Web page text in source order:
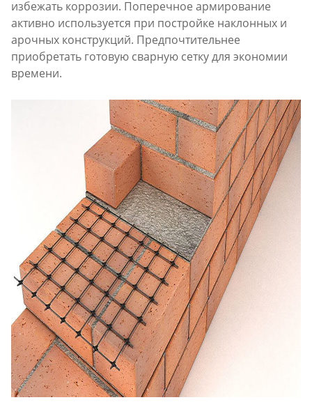
избежать коррозии. Поперечное армирование
активно используется при постройке наклонных и
арочных конструкций. Предпочтительнее
приобретать готовую сварную сетку для экономии
времени.